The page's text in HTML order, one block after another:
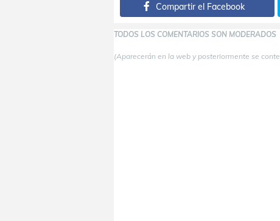
Compartir el Facebook
TODOS LOS COMENTARIOS SON MODERADOS
(Aparecerán en la web y posteriormente se